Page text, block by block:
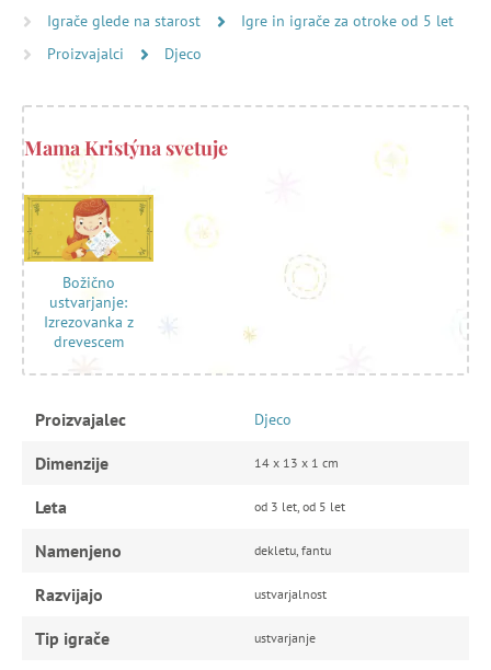
Igrače glede na starost
Igre in igrače za otroke od 5 let
Proizvajalci
Djeco
Mama Kristýna svetuje
Božično
ustvarjanje:
Izrezovanka z
drevescem
Proizvajalec Djeco
Dimenzije 14 x 13 x 1 cm
Leta od 3 let, od 5 let
Namenjeno dekletu, fantu
Razvijajo ustvarjalnost
Tip igrače ustvarjanje